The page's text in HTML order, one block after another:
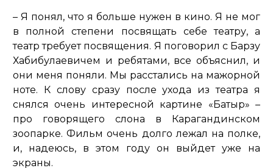
– Я понял, что я больше нужен в кино. Я не мог
в полной степени посвящать себе театру, а
театр требует посвящения. Я поговорил с Барзу
Хабибулаевичем и ребятами, все объяснил, и
они меня поняли. Мы расстались на мажорной
ноте. К слову сразу после ухода из театра я
снялся очень интересной картине «Батыр» –
про говорящего слона в Карагандинском
зоопарке. Фильм очень долго лежал на полке,
и, надеюсь, в этом году он выйдет уже на
экраны.